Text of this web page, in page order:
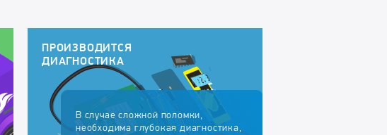
ПРОИЗВОДИТСЯ
ДИАГНОСТИКА
В случае сложной поломки,
необходима глубокая диагностика,